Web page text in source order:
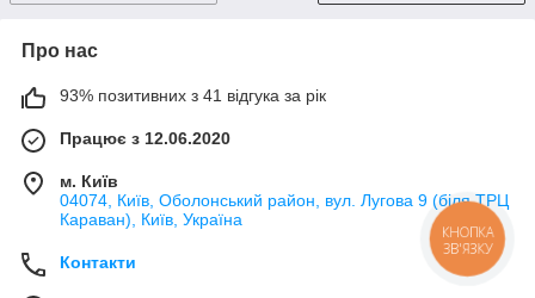
Про нас
93% позитивних з 41 відгука за рік
Працює з 12.06.2020
м. Київ
04074, Київ, Оболонський район, вул. Лугова 9 (біля ТРЦ
Караван), Київ, Україна
Контакти
КНОПКА
ЗВ'ЯЗКУ